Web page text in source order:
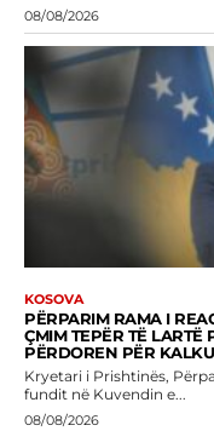
08/08/2026
KOSOVA
PËRPARIM RAMA I
ÇMIM TEPËR TË LARTË
PËRDOREN PËR
Kryetari i Prishtinës,
fundit në Kuvendin e...
08/08/2026